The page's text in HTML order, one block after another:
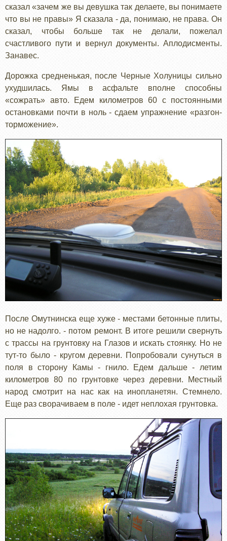
сказал «зачем же вы девушка так делаете, вы понимаете
что вы не правы» Я сказала - да, понимаю, не права. Он
сказал, чтобы больше так не делали, пожелал
счастливого пути и вернул документы. Аплодисменты.
Занавес.
Дорожка средненькая, после Черные Холуницы сильно
ухудшилась. Ямы в асфальте вполне способны
«сожрать» авто. Едем километров 60 с постоянными
остановками почти в ноль - сдаем упражнение «разгон-
торможение».
После Омутнинска еще хуже - местами бетонные плиты,
но не надолго. - потом ремонт. В итоге решили свернуть
с трассы на грунтовку на Глазов и искать стоянку. Но не
тут-то было - кругом деревни. Попробовали сунуться в
поля в сторону Камы - гнило. Едем дальше - летим
километров 80 по грунтовке через деревни. Местный
народ смотрит на нас как на инопланетян. Стемнело.
Еще раз сворачиваем в поле - идет неплохая грунтовка.